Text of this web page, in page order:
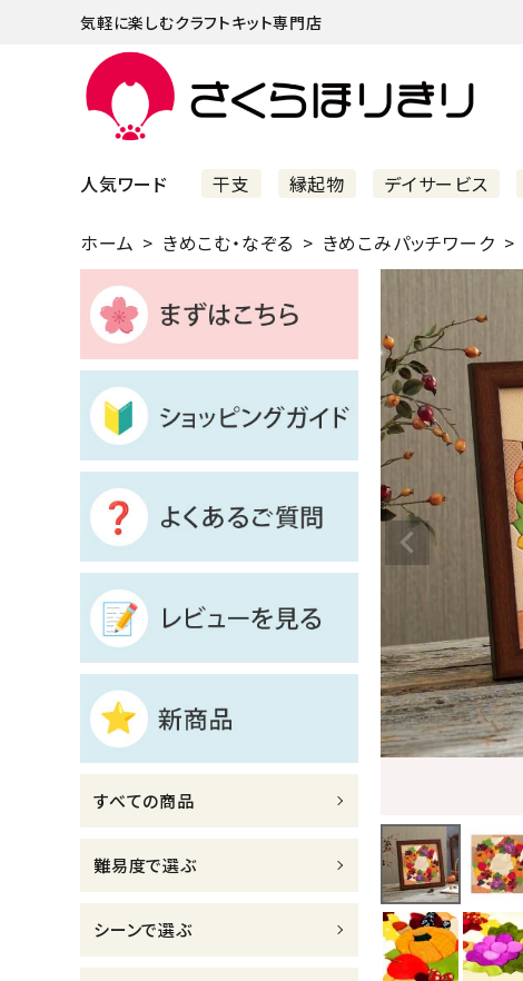
気軽に楽しむクラフトキット専門店
人気ワード 干支 縁起物 デイサービス
まずはこちら
ショッピングガイド
よくあるご質問
すべての商品
新着商品
診断チャート
ジャンルで選ぶ
レビューを見る
コーポレートサイト
実店舗案内
介護施設関係の方へ
ホーム きめこむ・なぞる きめこみパッチワーク
すべての商品
難易度で選ぶ
シーンで選ぶ